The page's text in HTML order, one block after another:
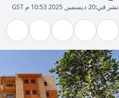
نشر في:20 ديسمبر, 2025 10:53 م GST